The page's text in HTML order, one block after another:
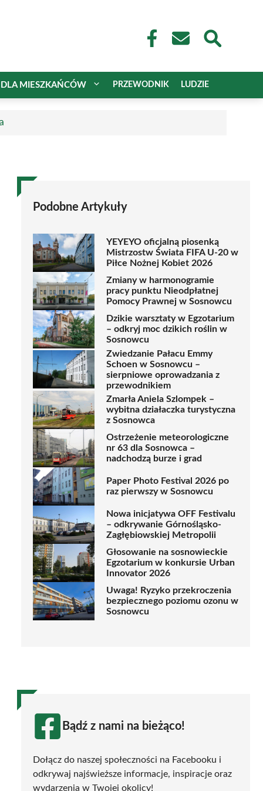
DLA MIESZKAŃCÓW PRZEWODNIK LUDZIE
Podobne Artykuły
YEYEYO oficjalną piosenką
Mistrzostw Świata FIFA U-20 w
Piłce Nożnej Kobiet 2026
Zmiany w harmonogramie
pracy punktu Nieodpłatnej
Pomocy Prawnej w Sosnowcu
Dzikie warsztaty w Egzotarium
– odkryj moc dzikich roślin w
Sosnowcu
Zwiedzanie Pałacu Emmy
Schoen w Sosnowcu –
sierpniowe oprowadzania z
przewodnikiem
Zmarła Aniela Szlompek –
wybitna działaczka turystyczna
z Sosnowca
Ostrzeżenie meteorologiczne
nr 63 dla Sosnowca –
nadchodzą burze i grad
Paper Photo Festival 2026 po
raz pierwszy w Sosnowcu
Nowa inicjatywa OFF Festivalu
– odkrywanie Górnośląsko-
Zagłębiowskiej Metropolii
Głosowanie na sosnowieckie
Egzotarium w konkursie Urban
Innovator 2026
Uwaga! Ryzyko przekroczenia
bezpiecznego poziomu ozonu w
Sosnowcu
Bądź z nami na bieżąco!
Dołącz do naszej społeczności na Facebooku i
odkrywaj najświeższe informacje, inspiracje oraz
wydarzenia w Twojej okolicy!